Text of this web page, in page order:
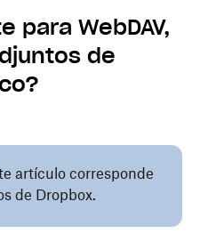
para WebDAV,
de
artículo corresponde
de Dropbox.